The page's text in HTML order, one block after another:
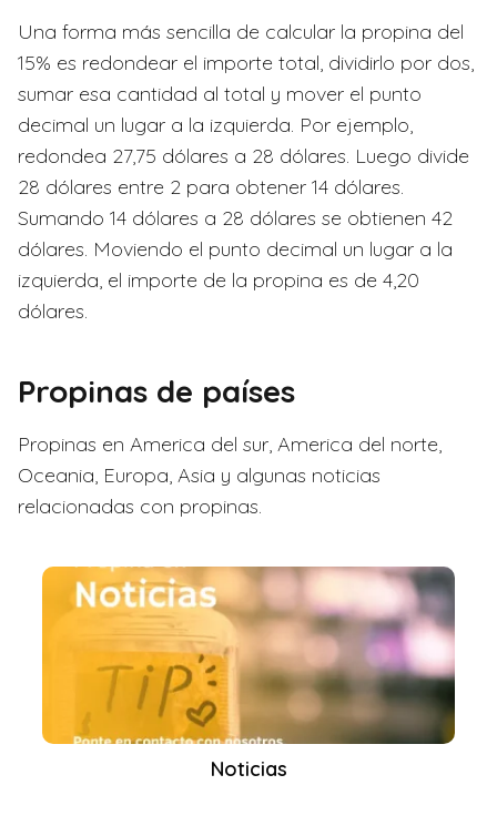
Una forma más sencilla de calcular la propina del
15% es redondear el importe total, dividirlo por dos,
sumar esa cantidad al total y mover el punto
decimal un lugar a la izquierda. Por ejemplo,
redondea 27,75 dólares a 28 dólares. Luego divide
28 dólares entre 2 para obtener 14 dólares.
Sumando 14 dólares a 28 dólares se obtienen 42
dólares. Moviendo el punto decimal un lugar a la
izquierda, el importe de la propina es de 4,20
dólares.
Propinas de países
Propinas en America del sur, America del norte,
Oceania, Europa, Asia y algunas noticias
relacionadas con propinas.
Noticias